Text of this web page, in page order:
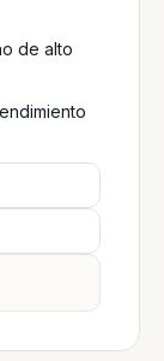
de alto